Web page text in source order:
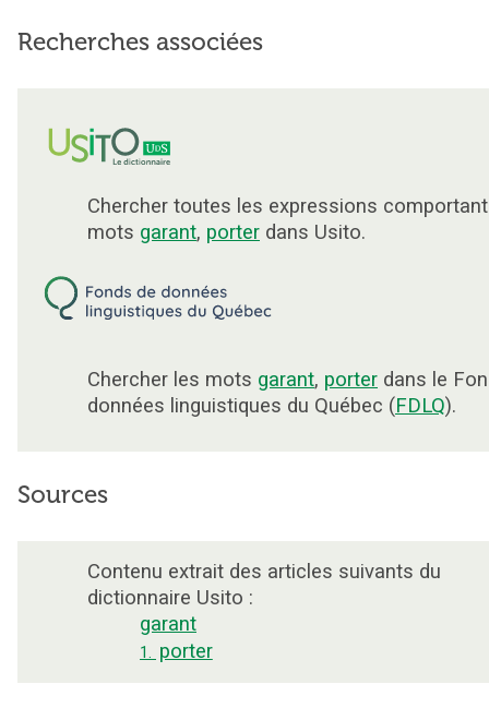
Recherches associées
Chercher toutes les expressions
mots garant, porter dans Usito.
Chercher les mots garant, porter dans le
données linguistiques du Québec (FDLQ).
Sources
Contenu extrait des articles suivants du
dictionnaire Usito :
garant
1. porter